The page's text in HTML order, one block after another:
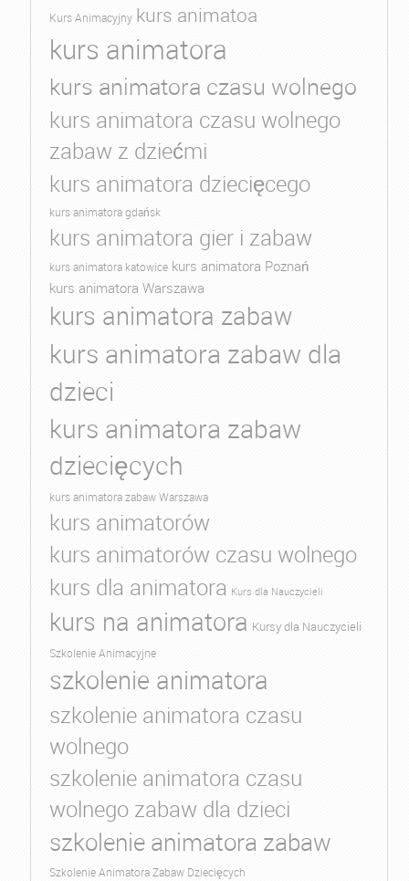
Kurs Animacyjny kurs animatoa
kurs animatora
kurs animatora czasu wolnego
kurs animatora czasu wolnego
zabaw z dziećmi
kurs animatora dziecięcego
kurs animatora gdańsk
kurs animatora gier i zabaw
kurs animatora katowice kurs animatora Poznań
kurs animatora Warszawa
kurs animatora zabaw
kurs animatora zabaw dla
dzieci
kurs animatora zabaw
dziecięcych
kurs animatora zabaw Warszawa
kurs animatorów
kurs animatorów czasu wolnego
kurs dla animatora Kurs dla Nauczycieli
kurs na animatora Kursy dla Nauczycieli
Szkolenie Animacyjne
szkolenie animatora
szkolenie animatora czasu
wolnego
szkolenie animatora czasu
wolnego zabaw dla dzieci
szkolenie animatora zabaw
Szkolenie Animatora Zabaw Dziecięcych